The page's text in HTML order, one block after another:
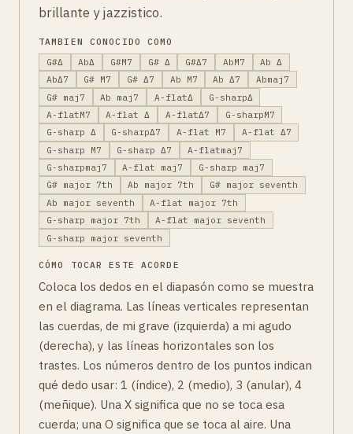
brillante y jazzistico.
TAMBIEN CONOCIDO COMO
G#Δ
AbΔ G#M7 G# Δ G#Δ7 AbM7
Ab Δ
AbΔ7
G# M7 G# Δ7 Ab M7 Ab Δ7
Abmaj7
G# maj7
Ab maj7 A-flatΔ
G-sharpΔ
A-flatM7
A-flat Δ A-flatΔ7
G-sharpM7
G-sharp Δ
G-sharpΔ7 A-flat M7
A-flat Δ7
G-sharp M7
G-sharp Δ7
A-flatmaj7
G-sharpmaj7
A-flat maj7
G-sharp maj7
G# major 7th
Ab major 7th
G# major seventh
Ab major seventh
A-flat major 7th
G-sharp major 7th
A-flat major seventh
G-sharp major seventh
CÓMO TOCAR ESTE ACORDE
Coloca los dedos en el diapasón como se muestra
en el diagrama. Las líneas verticales representan
las cuerdas, de mi grave (izquierda) a mi agudo
(derecha), y las líneas horizontales son los
trastes. Los números dentro de los puntos indican
qué dedo usar: 1 (índice), 2 (medio), 3 (anular), 4
(meñique). Una X significa que no se toca esa
cuerda; una O significa que se toca al aire. Una